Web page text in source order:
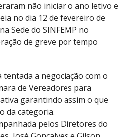
não iniciar o ano letivo e
no dia 12 de fevereiro de
Sede do SINFEMP no
de greve por tempo
tentada a negociação com o
de Vereadores para
garantindo assim o que
da categoria.
pelos Diretores do